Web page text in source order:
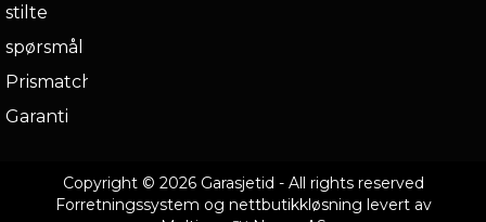
stilte
spørsmål
Prismatch
Garanti
Copyright © 2026 Garasjetid - All rights reserved
Forretningssystem og nettbutikkløsning levert av